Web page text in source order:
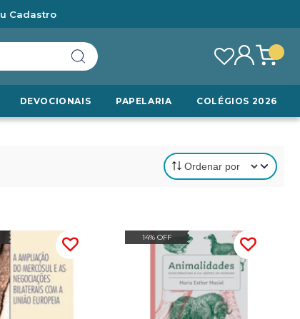
Cadastro
DEVOCIONAIS PAPELARIA COLÉGIOS 2026
14% OFF